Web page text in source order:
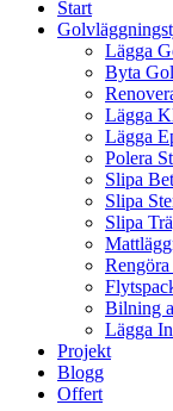
Start
Lägga
Byta
Lägga
Lägga
Polera
Slipa
Slipa
Slipa
Bilning
Lägga
Projekt
Blogg
Offert